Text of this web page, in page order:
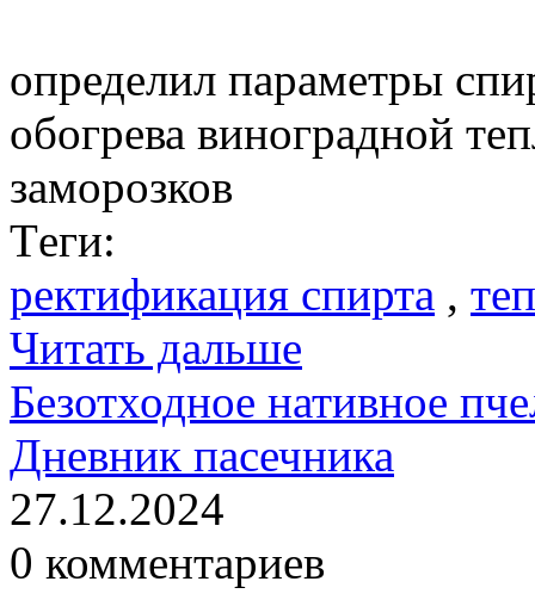
определил параметры
обогрева виноградной
заморозков
Тeги:
ректификация спирта ,
Читать дальше
Безотходное нативное
Дневник пасечника
27.12.2024
0 комментариев